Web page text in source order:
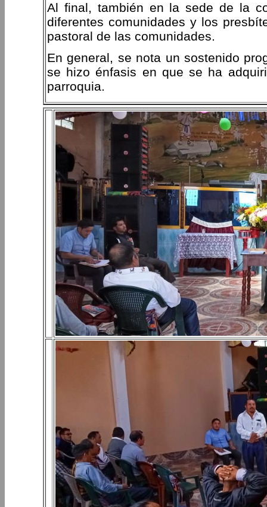
Al final, también en la sede de la
diferentes comunidades y los
pastoral de las comunidades.
En general, se nota un sostenido
se hizo énfasis en que se ha
parroquia.